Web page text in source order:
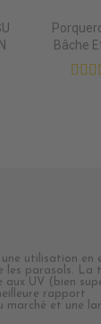
Bâche
utilisation en
les parasols. La
aux UV (bien
rapport
et une